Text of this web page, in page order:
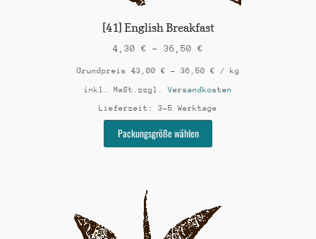
Tee-Zubehör (demnächst)[41] English Breakfast
4,30 € – 36,50 €
Grundpreis 43,00 € – 36,50 € / kg
inkl. MwSt. zzgl.Versandkosten
Lieferzeit: 3-5 Werktage
Packungsgröße wählen
auf.
Die